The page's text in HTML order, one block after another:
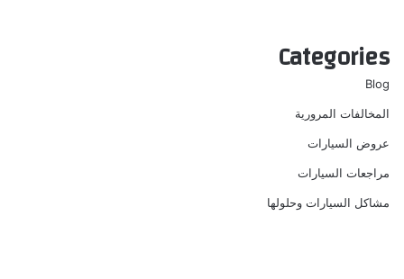
Categories
Blog
المخالفات المرورية
عروض السيارات
مراجعات السيارات
مشاكل السيارات وحلولها